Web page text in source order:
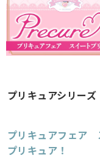
プリキュアシリーズ
プリキュアフェア
プリキュア！